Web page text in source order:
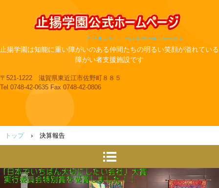
目に見えないものは永遠に続くのである
止揚学園は知能に重い障がいのある仲間たちの明るい笑顔が溢れている
障がい者支援施設です
〒521-1222 滋賀県東近江市佐野町８８５
Tel 0748-42-0635 Fax 0748-42-0806
トップ › 決算報告